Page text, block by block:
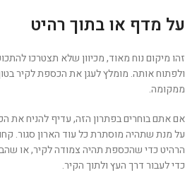
על מדף או בתוך רהיט
זהו מיקום נוח מאוד, מכיוון שלא תצטרכו
ולפתוח אותה. מומלץ לעגן את הכספת לקיר
ממקומה.
אם אתם בוחרים בפתרון הזה, עדיף להניח את
על מנת שתהיה מוסתרת כל עוד הארון סגור.
הרהיט כדי שהכספת תהיה צמודה לקיר, או
כדי לעבור דרך העץ ולתוך הקיר.